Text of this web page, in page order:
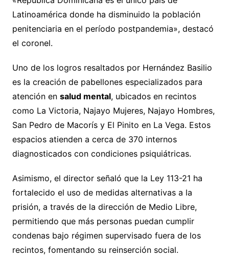
Latinoamérica donde ha disminuido la población
penitenciaria en el período postpandemia», destacó
el coronel.
Uno de los logros resaltados por Hernández Basilio
es la creación de pabellones especializados para
atención en salud mental, ubicados en recintos
como La Victoria, Najayo Mujeres, Najayo Hombres,
San Pedro de Macorís y El Pinito en La Vega. Estos
espacios atienden a cerca de 370 internos
diagnosticados con condiciones psiquiátricas.
Asimismo, el director señaló que la Ley 113-21 ha
fortalecido el uso de medidas alternativas a la
prisión, a través de la dirección de Medio Libre,
permitiendo que más personas puedan cumplir
condenas bajo régimen supervisado fuera de los
recintos, fomentando su reinserción social.